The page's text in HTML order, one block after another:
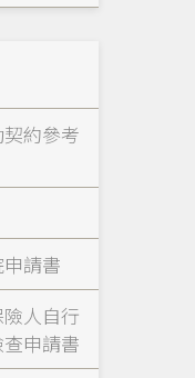
約參考
請書
人自行
申請書